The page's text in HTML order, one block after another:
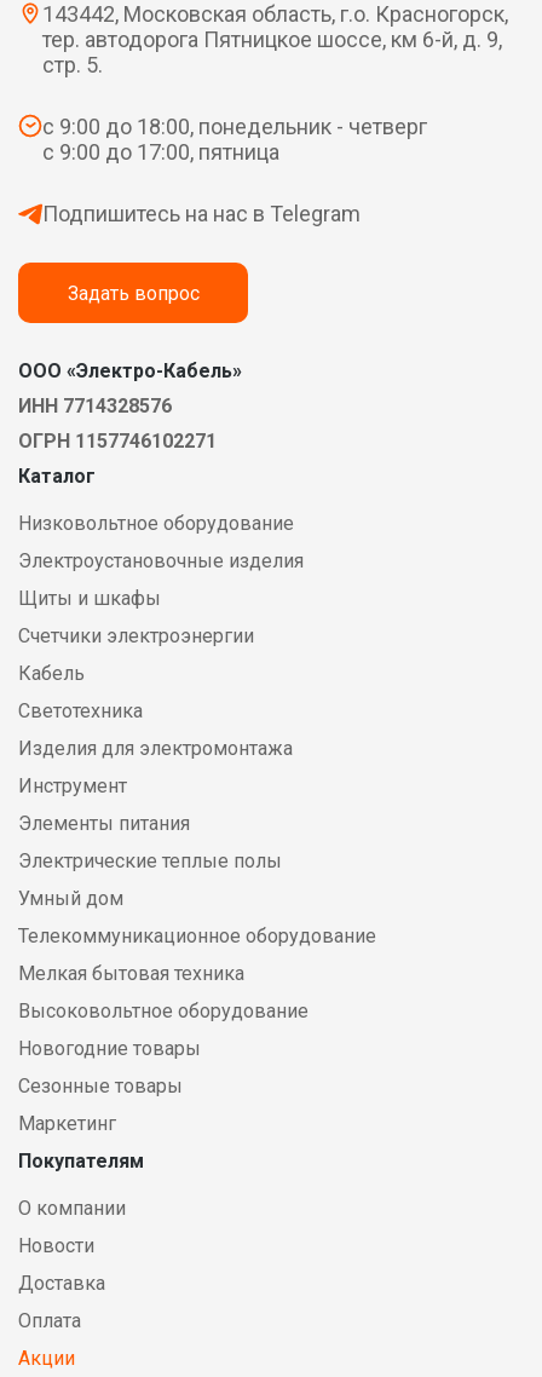
143442, Московская область, г.о. Красногорск,
тер. автодорога Пятницкое шоссе, км 6-й, д. 9,
стр. 5.
с 9:00 до 18:00, понедельник - четверг
с 9:00 до 17:00, пятница
Подпишитесь на нас в Telegram
Задать вопрос
ООО «Электро-Кабель»
ИНН 7714328576
ОГРН 1157746102271
Каталог
Низковольтное оборудование
Электроустановочные изделия
Щиты и шкафы
Счетчики электроэнергии
Кабель
Светотехника
Изделия для электромонтажа
Инструмент
Элементы питания
Электрические теплые полы
Умный дом
Телекоммуникационное оборудование
Мелкая бытовая техника
Высоковольтное оборудование
Новогодние товары
Сезонные товары
Маркетинг
Покупателям
О компании
Новости
Доставка
Оплата
Акции